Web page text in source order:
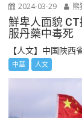
2024-03-29 熊
鮮卑人面貌
服丹藥中毒死
【人文】中国陜西
中華 人文